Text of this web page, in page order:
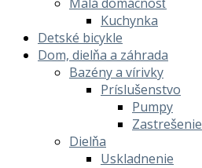
Kuchynka
Detské bicykle
Dom, dielňa a záhrada
Bazény a vírivky
Príslušenstvo
Pumpy
Zastrešenie
Dielňa
Uskladnenie